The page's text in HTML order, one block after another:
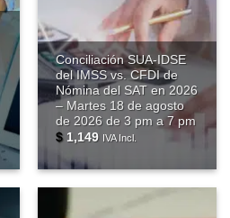
Conciliación SUA-IDSE
del IMSS vs. CFDI de
Nómina del SAT en 2026
– Martes 18 de agosto
de 2026 de 3 pm a 7 pm
$1,149 IVA Incl.